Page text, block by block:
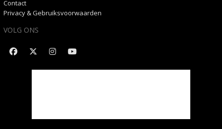
Contact
Privacy & Gebruiksvoorwaarden
VOLG ONS